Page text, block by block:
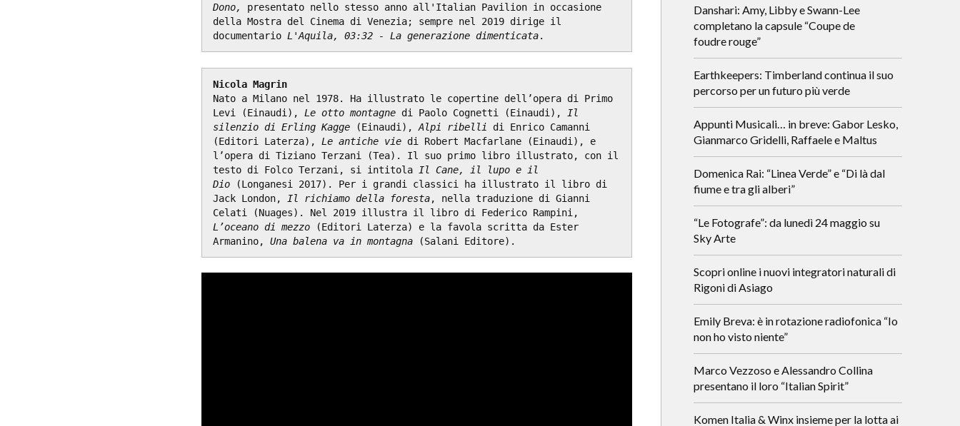
Dono,
presentato nello stesso anno all'Italian Pavilion in occasione
della Mostra del Cinema di Venezia; sempre nel 2019 dirige il
documentario L'Aquila, 03:32 - La generazione dimenticata.
Nicola Magrin
Nato a Milano nel 1978. Ha illustrato le copertine dell’opera di Primo
Levi (Einaudi), Le otto montagne di Paolo Cognetti (Einaudi),
Il
silenzio di Erling Kagge (Einaudi), Alpi ribelli di Enrico Camanni
(Editori Laterza), Le antiche vie di Robert Macfarlane (Einaudi), e
l’opera di Tiziano Terzani (Tea). Il suo primo libro illustrato, con il
testo di Folco Terzani, si intitola
Il Cane, il lupo e il
Dio (Longanesi 2017). Per i grandi classici ha illustrato il libro di
Jack London,
Il richiamo della foresta, nella traduzione di Gianni
L’oceano di mezzo (Editori Laterza) e la favola scritta da Ester
Armanino, Una balena va in montagna (Salani Editore).
Danshari: Amy, Libby e Swann-Lee
completano la capsule “Coupe de
foudre rouge”
Earthkeepers: Timberland continua il suo
percorso per un futuro più verde
Appunti Musicali… in breve: Gabor Lesko,
Gianmarco Gridelli, Raffaele e Maltus
Domenica Rai: “Linea Verde” e “Di là dal
fiume e tra gli alberi”
“Le Fotografe”: da lunedì 24 maggio su
Sky Arte
Scopri online i nuovi integratori naturali di
Rigoni di Asiago
Emily Breva: è in rotazione radiofonica “Io
non ho visto niente”
Marco Vezzoso e Alessandro Collina
presentano il loro “Italian Spirit”
Komen Italia & Winx insieme per la lotta ai